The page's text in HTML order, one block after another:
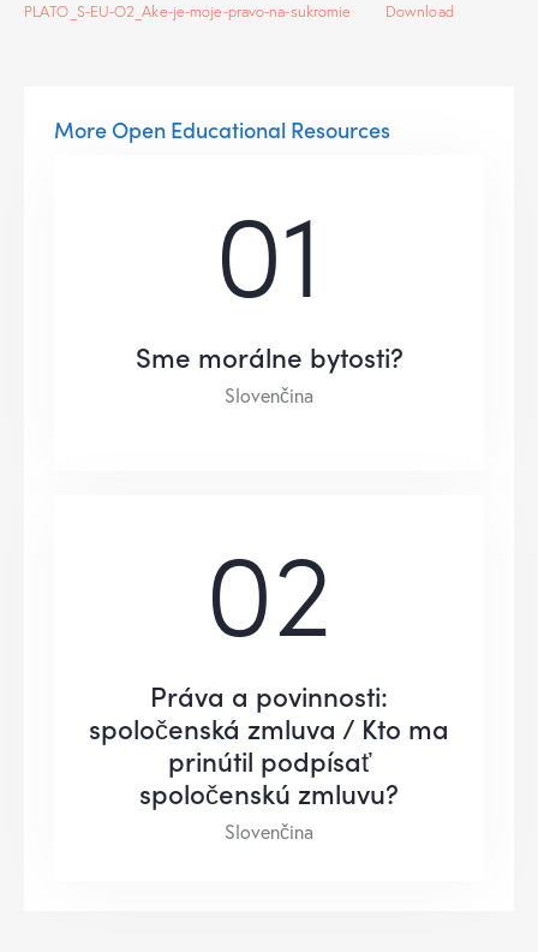
PLATO_S-EU-O2_Ake-je-moje-pravo-na-sukromie Download
More Open Educational Resources
01
Sme morálne bytosti?
Slovenčina
02
Práva a povinnosti:
spoločenská zmluva / Kto ma
prinútil podpísať
spoločenskú zmluvu?
Slovenčina